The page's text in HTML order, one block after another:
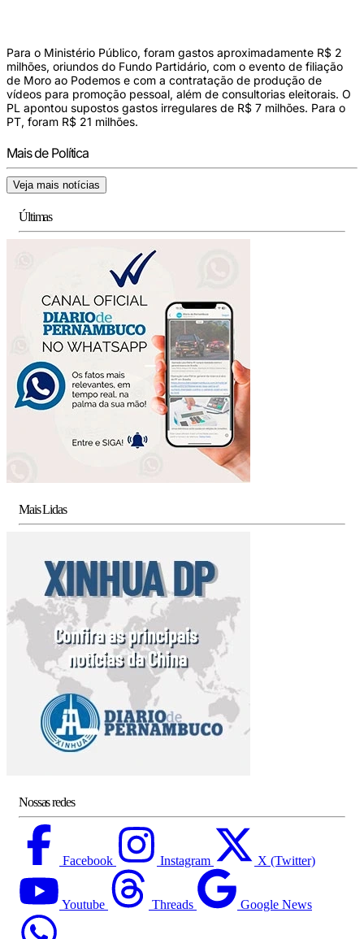
Para o Ministério Público, foram gastos aproximadamente R$ 2
milhões, oriundos do Fundo Partidário, com o evento de filiação
de Moro ao Podemos e com a contratação de produção de
vídeos para promoção pessoal, além de consultorias eleitorais. O
PL apontou supostos gastos irregulares de R$ 7 milhões. Para o
PT, foram R$ 21 milhões.
Mais de Política
Veja mais notícias
Últimas
Mais Lidas
Nossas redes
Facebook Instagram X (Twitter)
Youtube Threads Google News